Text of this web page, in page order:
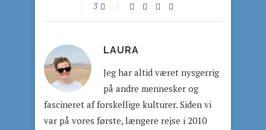
3
LAURA
Jeg har altid været nysgerrig
på andre mennesker og
fascineret af forskellige kulturer. Siden vi
var på vores første, længere rejse i 2010